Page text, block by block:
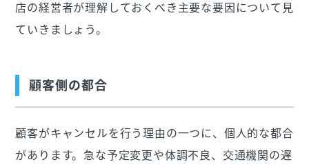
店の経営者が理解しておくべき主要な要因について見
ていきましょう。
顧客側の都合
顧客がキャンセルを行う理由の一つに、個人的な都合
があります。急な予定変更や体調不良、交通機関の遅